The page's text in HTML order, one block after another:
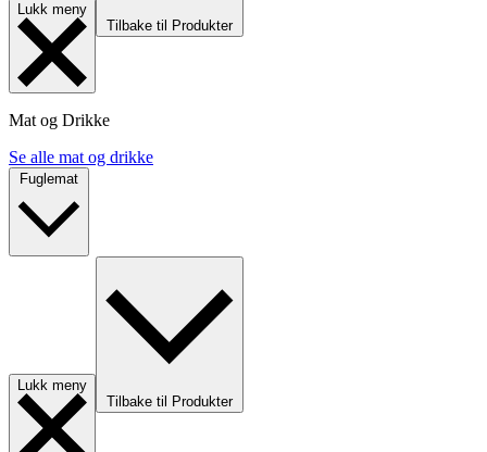
Lukk meny
Tilbake til Produkter
Mat og Drikke
Se alle mat og drikke
Lukk meny
Tilbake til Produkter